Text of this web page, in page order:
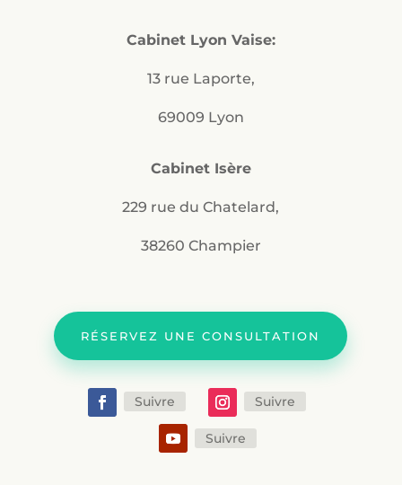
Cabinet Lyon Vaise:
13 rue Laporte,
69009 Lyon
Cabinet Isère
229 rue du Chatelard,
38260 Champier
RÉSERVEZ UNE CONSULTATION
Suivre Suivre
Suivre